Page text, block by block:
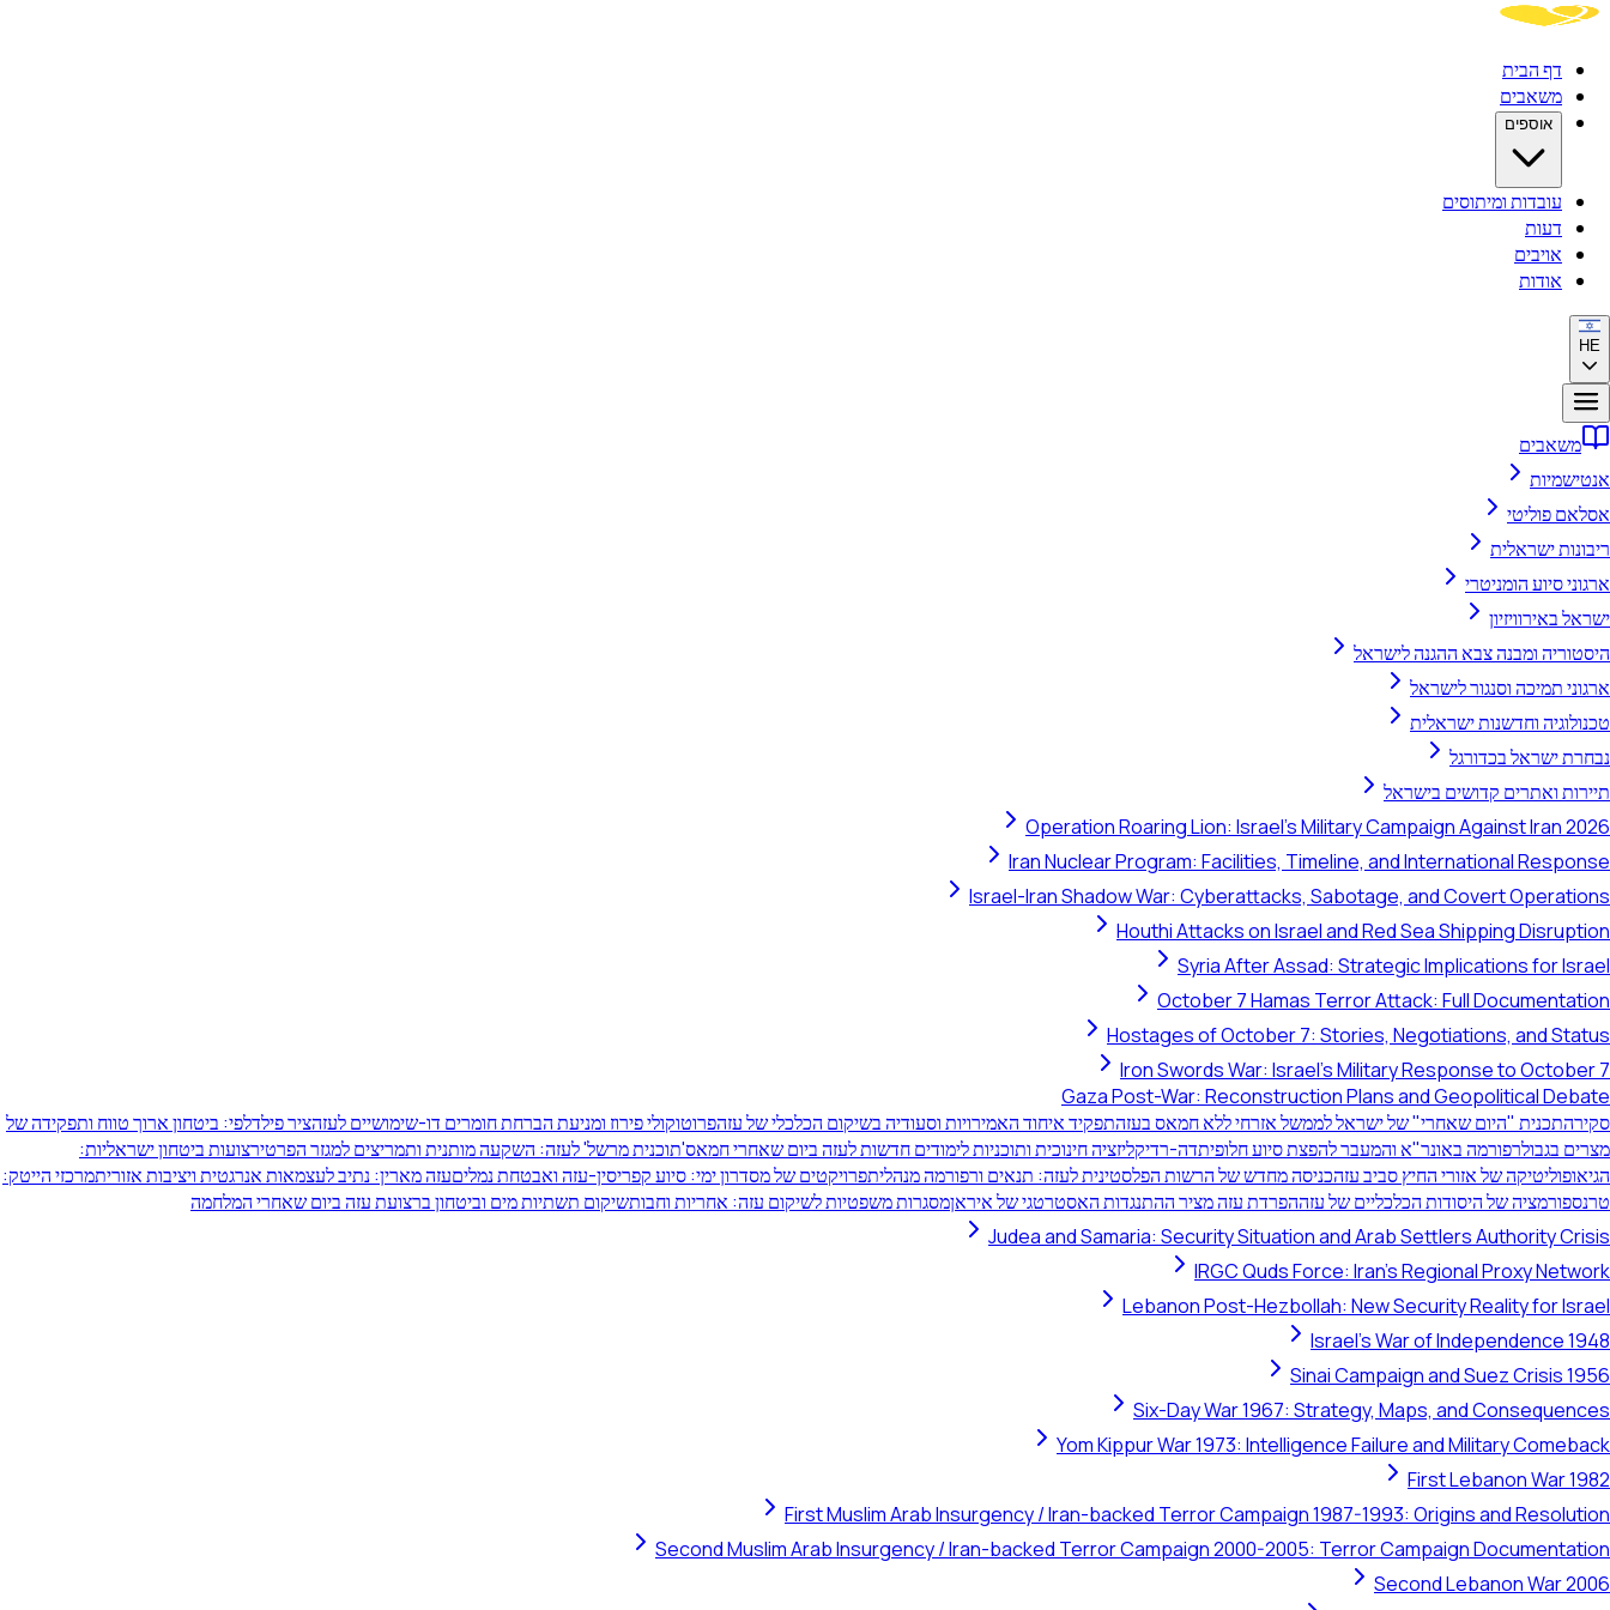
דף הבית
משאבים
אוספים
עובדות ומיתוסים
דעות
אויבים
אודות
HE
משאבים
אנטישמיות
אסלאם פוליטי
ריבונות ישראלית
ארגוני סיוע הומניטרי
ישראל באירוויזיון
היסטוריה ומבנה צבא ההגנה לישראל
ארגוני תמיכה וסנגור לישראל
טכנולוגיה וחדשנות ישראלית
נבחרת ישראל בכדורגל
תיירות ואתרים קדושים בישראל
Operation Roaring Lion: Israel's Military Campaign Against Iran 2026
Iran Nuclear Program: Facilities, Timeline, and International Response
Israel-Iran Shadow War: Cyberattacks, Sabotage, and Covert Operations
Houthi Attacks on Israel and Red Sea Shipping Disruption
Syria After Assad: Strategic Implications for Israel
October 7 Hamas Terror Attack: Full Documentation
Hostages of October 7: Stories, Negotiations, and Status
Iron Swords War: Israel's Military Response to October 7
Gaza Post-War: Reconstruction Plans and Geopolitical Debate
סקירהתכנית "היום שאחרי" של ישראל לממשל אזרחי ללא חמאס בעזהתפקיד איחוד האמירויות וסעודיה בשיקום הכלכלי של עזהפרוטוקולי פירוז ומניעת הברחת חומרים דו-שימושיים לעזהציר פילדלפי: ביטחון ארוך טווח ותפקידה של
מצרים בגבולרפורמה באונר"א והמעבר להפצת סיוע חלופיתדה-רדיקליזציה חינוכית ותוכניות לימודים חדשות לעזה ביום שאחרי חמאס'תוכנית מרשל' לעזה: השקעה מותנית ותמריצים למגזר הפרטירצועות ביטחון ישראליות:
הגיאופוליטיקה של אזורי החיץ סביב עזהכניסה מחדש של הרשות הפלסטינית לעזה: תנאים ורפורמה מנהליתפרויקטים של מסדרון ימי: סיוע קפריסין-עזה ואבטחת נמליםעזה מארין: נתיב לעצמאות אנרגטית ויציבות אזוריתמרכזי הייטק:
טרנספורמציה של היסודות הכלכליים של עזההפרדת עזה מציר ההתנגדות האסטרטגי של איראןמסגרות משפטיות לשיקום עזה: אחריות וחבותשיקום תשתיות מים וביטחון ברצועת עזה ביום שאחרי המלחמה
Judea and Samaria: Security Situation and Arab Settlers Authority Crisis
IRGC Quds Force: Iran's Regional Proxy Network
Lebanon Post-Hezbollah: New Security Reality for Israel
Israel's War of Independence 1948
Sinai Campaign and Suez Crisis 1956
Six-Day War 1967: Strategy, Maps, and Consequences
Yom Kippur War 1973: Intelligence Failure and Military Comeback
First Lebanon War 1982
First Muslim Arab Insurgency / Iran-backed Terror Campaign 1987-1993: Origins and Resolution
Second Muslim Arab Insurgency / Iran-backed Terror Campaign 2000-2005: Terror Campaign Documentation
Second Lebanon War 2006